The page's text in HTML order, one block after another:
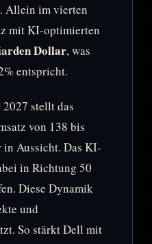
. Allein im vierten
mit KI-optimierten
Dollar, was
entspricht.
stellt das
von 138 bis
Aussicht. Das KI-
in Richtung 50
Diese Dynamik
und
So stärkt Dell mit